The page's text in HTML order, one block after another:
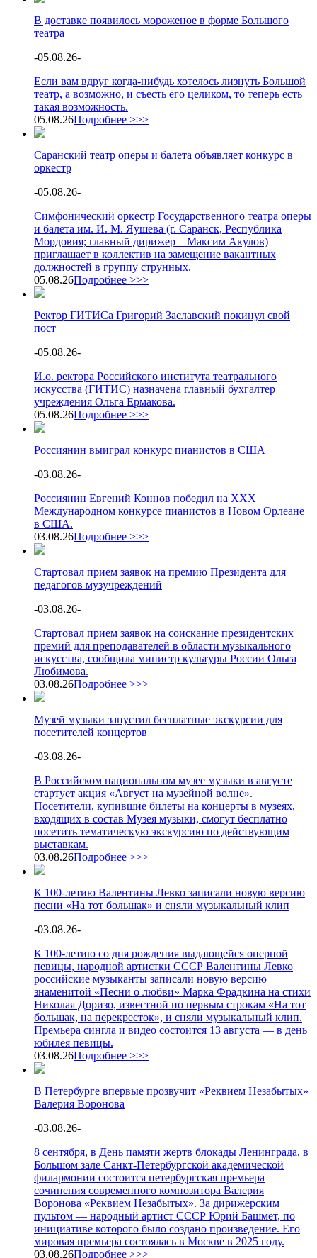
В доставке появилось мороженое в форме Большого
театра
-05.08.26-
Если вам вдруг когда-нибудь хотелось лизнуть Большой
театр, а возможно, и съесть его целиком, то теперь есть
такая возможность.
05.08.26Подробнее >>>
Саранский театр оперы и балета объявляет конкурс в
оркестр
-05.08.26-
Симфонический оркестр Государственного театра оперы
и балета им. И. М. Яушева (г. Саранск, Республика
Мордовия; главный дирижер – Максим Акулов)
приглашает в коллектив на замещение вакантных
должностей в группу струнных.
05.08.26Подробнее >>>
Ректор ГИТИСа Григорий Заславский покинул свой
пост
-05.08.26-
И.о. ректора Российского института театрального
искусства (ГИТИС) назначена главный бухгалтер
учреждения Ольга Ермакова.
05.08.26Подробнее >>>
Россиянин выиграл конкурс пианистов в США
-03.08.26-
Россиянин Евгений Коннов победил на XXX
Международном конкурсе пианистов в Новом Орлеане
в США.
03.08.26Подробнее >>>
Стартовал прием заявок на премию Президента для
педагогов музучреждений
-03.08.26-
Стартовал прием заявок на соискание президентских
премий для преподавателей в области музыкального
искусства, сообщила министр культуры России Ольга
Любимова.
03.08.26Подробнее >>>
Музей музыки запустил бесплатные экскурсии для
посетителей концертов
-03.08.26-
В Российском национальном музее музыки в августе
стартует акция «Август на музейной волне».
Посетители, купившие билеты на концерты в музеях,
входящих в состав Музея музыки, смогут бесплатно
посетить тематическую экскурсию по действующим
выставкам.
03.08.26Подробнее >>>
К 100-летию Валентины Левко записали новую версию
песни «На тот большак» и сняли музыкальный клип
-03.08.26-
К 100-летию со дня рождения выдающейся оперной
певицы, народной артистки СССР Валентины Левко
российские музыканты записали новую версию
знаменитой «Песни о любви» Марка Фрадкина на стихи
Николая Доризо, известной по первым строкам «На тот
большак, на перекресток», и сняли музыкальный клип.
Премьера сингла и видео состоится 13 августа — в день
юбилея певицы.
03.08.26Подробнее >>>
В Петербурге впервые прозвучит «Реквием Незабытых»
Валерия Воронова
-03.08.26-
8 сентября, в День памяти жертв блокады Ленинграда, в
Большом зале Санкт-Петербургской академической
филармонии состоится петербургская премьера
сочинения современного композитора Валерия
Воронова «Реквием Незабытых». За дирижерским
пультом — народный артист СССР Юрий Башмет, по
инициативе которого было создано произведение. Его
мировая премьера состоялась в Москве в 2025 году.
03.08.26Подробнее >>>